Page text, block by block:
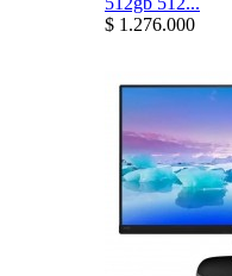
$ 1.276.000